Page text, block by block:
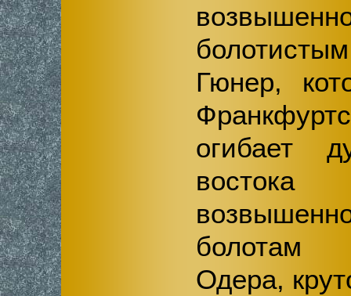
Гюнер,
огибает
востока
болотам
Одера,